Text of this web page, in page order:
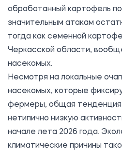
обработанный картофель
значительным атакам
тогда как семенной
Черкасской области,
насекомых.
Несмотря на локальные
насекомых, которые
фермеры, общая тенденция
нетипично низкую
начале лета 2026 года.
климатические причины